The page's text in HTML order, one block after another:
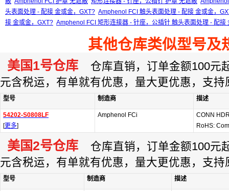
头表面处理 - 配接 金或金，GXT? Amphenol FCI 触头表面处理 - 配接 金或金，
接 金或金，GXT? Amphenol FCI 矩形连接器 - 针座，公插针 触头表面处理 - 配接
其他仓库类似型号及
美国1号仓库 仓库直销，订单金额100元
元含税运，有单就有优惠，量大更优惠，支持
型号 制造商 描述
54202-S0808LF
[更多]
Amphenol FCi
CONN
RoHS:
美国2号仓库 仓库直销，订单金额100元
元含税运，有单就有优惠，量大更优惠，支持
型号 制造商 描述